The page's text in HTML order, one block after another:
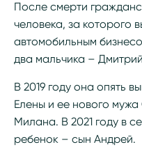
После смерти
человека, за которого
автомобильным
два мальчика –
В 2019 году она опять
Елены и ее нового
Милана. В 2021 году в
ребенок – сын Андрей.